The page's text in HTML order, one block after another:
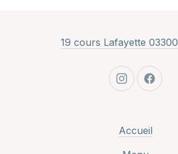
19 cours Lafayette
New Window
New
Accueil